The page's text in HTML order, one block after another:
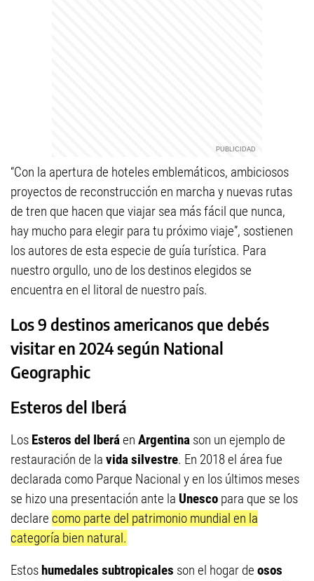
“Con la apertura de hoteles emblemáticos, ambiciosos
proyectos de reconstrucción en marcha y nuevas rutas
de tren que hacen que viajar sea más fácil que nunca,
hay mucho para elegir para tu próximo viaje”, sostienen
los autores de esta especie de guía turística. Para
nuestro orgullo, uno de los destinos elegidos se
encuentra en el litoral de nuestro país.
Los 9 destinos americanos que debés
visitar en 2024 según National
Geographic
Esteros del Iberá
Los Esteros del Iberáen Argentina son un ejemplo de
restauración de la vida silvestre. En 2018 el área fue
declarada como Parque Nacional y en los últimos meses
se hizo una presentación ante la Unesco para que se los
declare como parte del patrimonio mundial en la
categoría bien natural.
Estoshumedales subtropicales son el hogar de osos